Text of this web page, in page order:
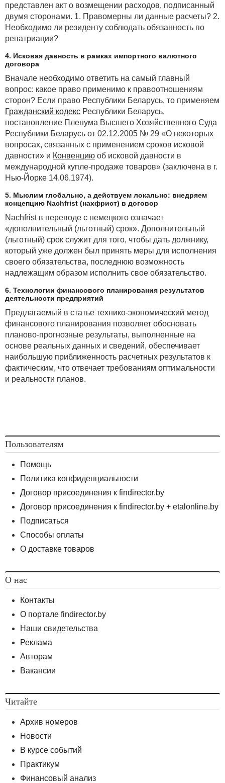
представлен акт о возмещении расходов, подписанный
двумя сторонами. 1. Правомерны ли данные расчеты? 2.
Необходимо ли резиденту соблюдать обязанность по
репатриации?
4. Исковая давность в рамках импортного валютного
договора
Вначале необходимо ответить на самый главный
вопрос: какое право применимо к правоотношениям
сторон? Если право Республики Беларусь, то применяем
Гражданский кодекс Республики Беларусь,
постановление Пленума Высшего Хозяйственного Суда
Республики Беларусь от 02.12.2005 № 29 «О некоторых
вопросах, связанных с применением сроков исковой
давности» и Конвенцию об исковой давности в
международной купле-продаже товаров» (заключена в г.
Нью-Йорке 14.06.1974).
5. Мыслим глобально, а действуем локально: внедряем
концепцию Nachfrist (нахфрист) в договор
Nachfrist в переводе с немецкого означает
«дополнительный (льготный) срок». Дополнительный
(льготный) срок служит для того, чтобы дать должнику,
который уже должен был принять меры для исполнения
своего обязательства, последнюю возможность
надлежащим образом исполнить свое обязательство.
6. Технологии финансового планирования результатов
деятельности предприятий
Предлагаемый в статье технико-экономический метод
финансового планирования позволяет обосновать
планово-прогнозные результаты, выполненные на
основе реальных данных и сведений, обеспечивает
наибольшую приближенность расчетных результатов к
фактическим, что отвечает требованиям оптимальности
и реальности планов.
Пользователям
Помощь
Политика конфиденциальности
Договор присоединения к findirector.by
Договор присоединения к findirector.by + etalonline.by
Подписаться
Способы оплаты
О доставке товаров
О нас
Контакты
О портале findirector.by
Наши свидетельства
Реклама
Авторам
Вакансии
Читайте
Архив номеров
Новости
В курсе событий
Практикум
Финансовый анализ